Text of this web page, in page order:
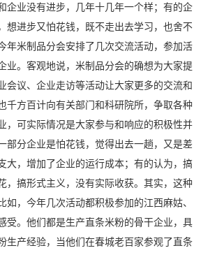
企业没有进步，几年十几年一个样；有的企
想进步又怕花钱，既不走出去学习，也舍不
年米制品分会安排了几次交流活动，参加活
业。客观地说，米制品分会的确想为大家提
会议、企业走访等活动让大家更多的交流和
千方百计向有关部门和科研院所，争取各种
，可实际情况是大家参与和响应的积极性并
部分企业是怕花钱，觉得出去一趟，又是差
大，增加了企业的运行成本；有的认为，搞
，搞形式主义，没有实际收获。其实，这种
如，今年几次活动都积极参加的江西麻姑、
受。他们都是生产直条米粉的骨干企业，具
生产经验，当他们在春城老百家参观了直条